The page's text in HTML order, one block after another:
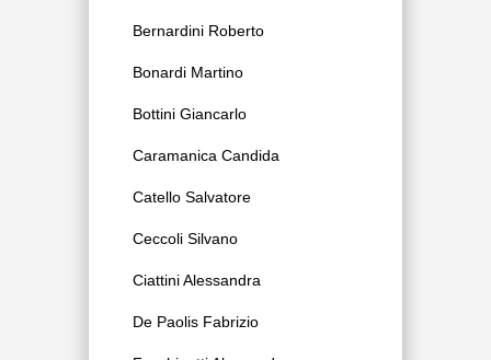
Bernardini Roberto
Bonardi Martino
Bottini Giancarlo
Caramanica Candida
Catello Salvatore
Ceccoli Silvano
Ciattini Alessandra
De Paolis Fabrizio